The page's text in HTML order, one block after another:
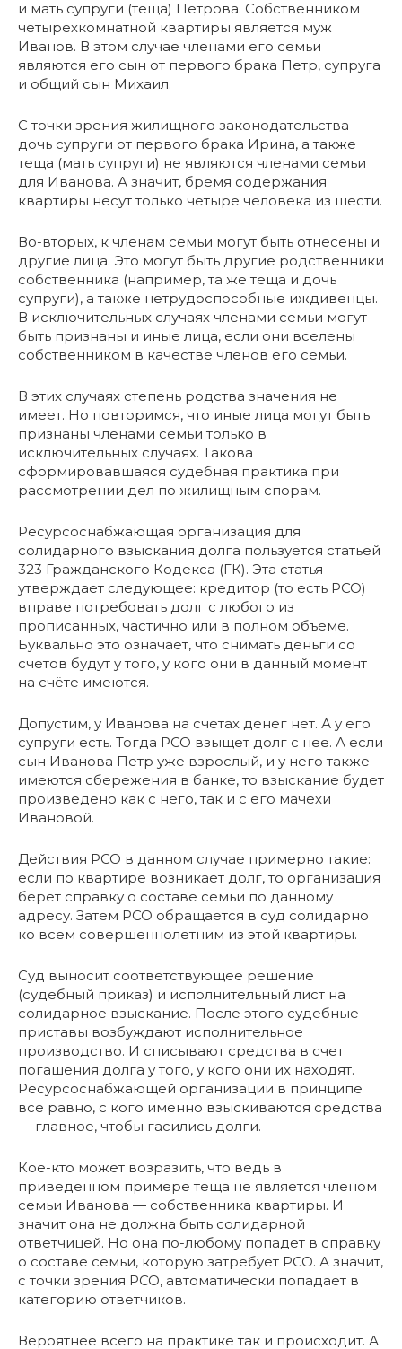
и мать супруги (теща) Петрова. Собственником
четырехкомнатной квартиры является муж
Иванов. В этом случае членами его семьи
являются его сын от первого брака Петр, супруга
и общий сын Михаил.
С точки зрения жилищного законодательства
дочь супруги от первого брака Ирина, а также
теща (мать супруги) не являются членами семьи
для Иванова. А значит, бремя содержания
квартиры несут только четыре человека из шести.
Во-вторых, к членам семьи могут быть отнесены и
другие лица. Это могут быть другие родственники
собственника (например, та же теща и дочь
супруги), а также нетрудоспособные иждивенцы.
В исключительных случаях членами семьи могут
быть признаны и иные лица, если они вселены
собственником в качестве членов его семьи.
В этих случаях степень родства значения не
имеет. Но повторимся, что иные лица могут быть
признаны членами семьи только в
исключительных случаях. Такова
сформировавшаяся судебная практика при
рассмотрении дел по жилищным спорам.
Ресурсоснабжающая организация для
солидарного взыскания долга пользуется статьей
323 Гражданского Кодекса (ГК). Эта статья
утверждает следующее: кредитор (то есть РСО)
вправе потребовать долг с любого из
прописанных, частично или в полном объеме.
Буквально это означает, что снимать деньги со
счетов будут у того, у кого они в данный момент
на счёте имеются.
Допустим, у Иванова на счетах денег нет. А у его
супруги есть. Тогда РСО взыщет долг с нее. А если
сын Иванова Петр уже взрослый, и у него также
имеются сбережения в банке, то взыскание будет
произведено как с него, так и с его мачехи
Ивановой.
Действия РСО в данном случае примерно такие:
если по квартире возникает долг, то организация
берет справку о составе семьи по данному
адресу. Затем РСО обращается в суд солидарно
ко всем совершеннолетним из этой квартиры.
Суд выносит соответствующее решение
(судебный приказ) и исполнительный лист на
солидарное взыскание. После этого судебные
приставы возбуждают исполнительное
производство. И списывают средства в счет
погашения долга у того, у кого они их находят.
Ресурсоснабжающей организации в принципе
все равно, с кого именно взыскиваются средства
— главное, чтобы гасились долги.
Кое-кто может возразить, что ведь в
приведенном примере теща не является членом
семьи Иванова — собственника квартиры. И
значит она не должна быть солидарной
ответчицей. Но она по-любому попадет в справку
о составе семьи, которую затребует РСО. А значит,
с точки зрения РСО, автоматически попадает в
категорию ответчиков.
Вероятнее всего на практике так и происходит. А